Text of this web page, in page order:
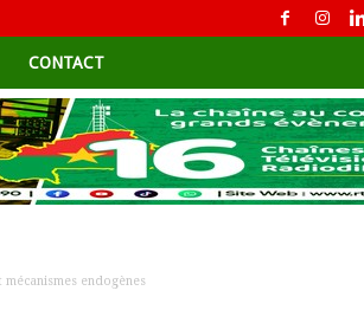
CONTACT
endogènes